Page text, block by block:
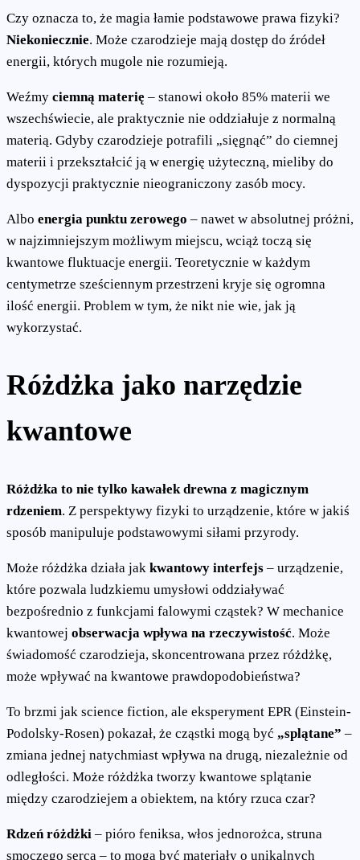
Czy oznacza to, że magia łamie podstawowe prawa fizyki?
Niekoniecznie. Może czarodzieje mają dostęp do źródeł
energii, których mugole nie rozumieją.
Weźmy ciemną materię – stanowi około 85% materii we
wszechświecie, ale praktycznie nie oddziałuje z normalną
materią. Gdyby czarodzieje potrafili „sięgnąć” do ciemnej
materii i przekształcić ją w energię użyteczną, mieliby do
dyspozycji praktycznie nieograniczony zasób mocy.
Albo energia punktu zerowego – nawet w absolutnej próżni,
w najzimniejszym możliwym miejscu, wciąż toczą się
kwantowe fluktuacje energii. Teoretycznie w każdym
centymetrze sześciennym przestrzeni kryje się ogromna
ilość energii. Problem w tym, że nikt nie wie, jak ją
wykorzystać.
Różdżka jako narzędzie
kwantowe
Różdżka to nie tylko kawałek drewna z magicznym
rdzeniem. Z perspektywy fizyki to urządzenie, które w jakiś
sposób manipuluje podstawowymi siłami przyrody.
Może różdżka działa jak kwantowy interfejs – urządzenie,
które pozwala ludzkiemu umysłowi oddziaływać
bezpośrednio z funkcjami falowymi cząstek? W mechanice
kwantowej obserwacja wpływa na rzeczywistość. Może
świadomość czarodzieja, skoncentrowana przez różdżkę,
może wpływać na kwantowe prawdopodobieństwa?
To brzmi jak science fiction, ale eksperyment EPR (Einstein-
Podolsky-Rosen) pokazał, że cząstki mogą być „splątane” –
zmiana jednej natychmiast wpływa na drugą, niezależnie od
odległości. Może różdżka tworzy kwantowe splątanie
między czarodziejem a obiektem, na który rzuca czar?
Rdzeń różdżki – pióro feniksa, włos jednorożca, struna
smoczego serca – to mogą być materiały o unikalnych